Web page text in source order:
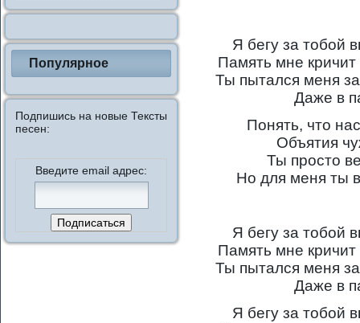
Популярное
Подпишись на новые Тексты
песен:
Введите email адрес:
Я бегу за тобой
Память мне
Ты пытался меня
Даже в
Понять, что
Объятия
Ты просто
Но для меня ты
Я бегу за тобой
Память мне
Ты пытался меня
Даже в
Я бегу за тобой